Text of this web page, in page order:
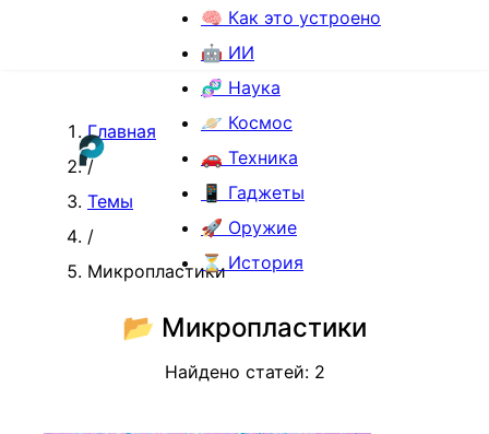
🧠 Как это устроено
🤖 ИИ
🧬 Наука
🪐 Космос
🚗 Техника
📱 Гаджеты
🚀 Оружие
⏳ История
Главная
/
Темы
/
Микропластики
📂 Микропластики
Найдено статей: 2